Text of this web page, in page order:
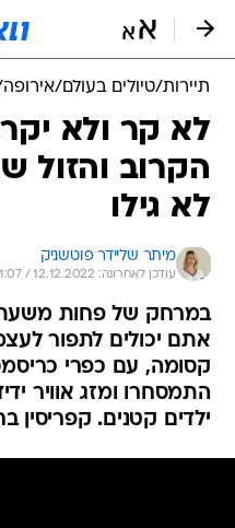
תיירות/טיולים בעולם/אירופה
לא קר ולא
הקרוב והזול
לא גילו
מיתר שליידר פוטשניק
עודכן לאחרונה: 12.12.2022 / 11:07
במרחק של פחות משעת
אתם יכולים לתפור
קסומה, עם כפרי
התמסחרו ומזג אוויר
ילדים קטנים. קפריסין